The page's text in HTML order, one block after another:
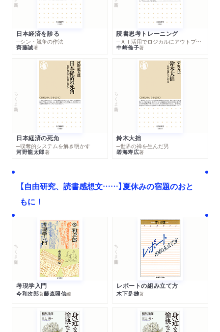
日本経済を診る
─シン・競争の作法
齊藤誠著
読書思考トレーニング
─ＡＩ活用でロジカルにアウトプットする技法
中崎倫子著
ちくま新書
日本経済の死角
─収奪的システムを解き明かす
河野龍太郎著
ちくま新書
鈴木大拙
─世界の禅を生んだ男
碧海寿広著
【自由研究、読書感想文……】夏休みの宿題のおと
もに！
ちくま文庫
考現学入門
今和次郎著藤森照信編
ちくま学芸文庫
レポートの組み立て方
木下是雄著